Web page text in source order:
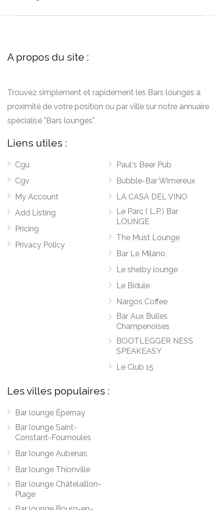
A propos du site :
Trouvez simplement et rapidement les Bars lounges à
proximité de votre position ou par ville sur notre annuaire
spécialisé "Bars lounges".
Liens utiles :
Cgu
Cgv
My Account
Add Listing
Pricing
Privacy Policy
Paul's Beer Pub
Bubble-Bar Wimereux
LA CASA DEL VINO
Le Parc ( L.P.) Bar
LOUNGE
The Must Lounge
Bar Le Milano
Le shelby lounge
Le Bidule
Nargos Coffee
Bar Aux Bulles
Champenoises
BOOTLEGGER NESS
SPEAKEASY
Le Club 15
Les villes populaires :
Bar lounge Épernay
Bar lounge Saint-
Constant-Fournoulès
Bar lounge Aubenas
Bar lounge Thionville
Bar lounge Châtelaillon-
Plage